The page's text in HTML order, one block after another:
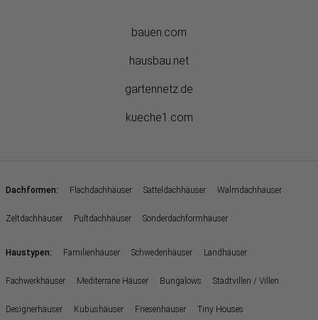
bauen.com
hausbau.net
gartennetz.de
kueche1.com
Dachformen: Flachdachhäuser Satteldachhäuser Walmdachhäuser
Zeltdachhäuser Pultdachhäuser Sonderdachformhäuser
Haustypen: Familienhäuser Schwedenhäuser Landhäuser
Fachwerkhäuser Mediterrane Häuser Bungalows Stadtvillen / Villen
Designerhäuser Kubushäuser Friesenhäuser Tiny Houses